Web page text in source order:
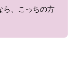
ら、こっちの方